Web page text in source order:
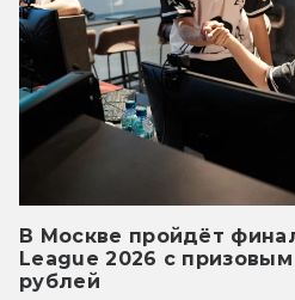
В Москве пройдёт
League 2026 с
рублей